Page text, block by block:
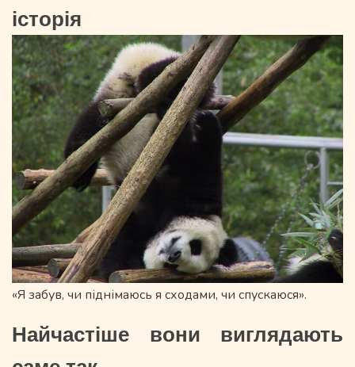
історія
«Я забув, чи піднімаюсь я сходами, чи спускаюся».
Найчастіше вони виглядають